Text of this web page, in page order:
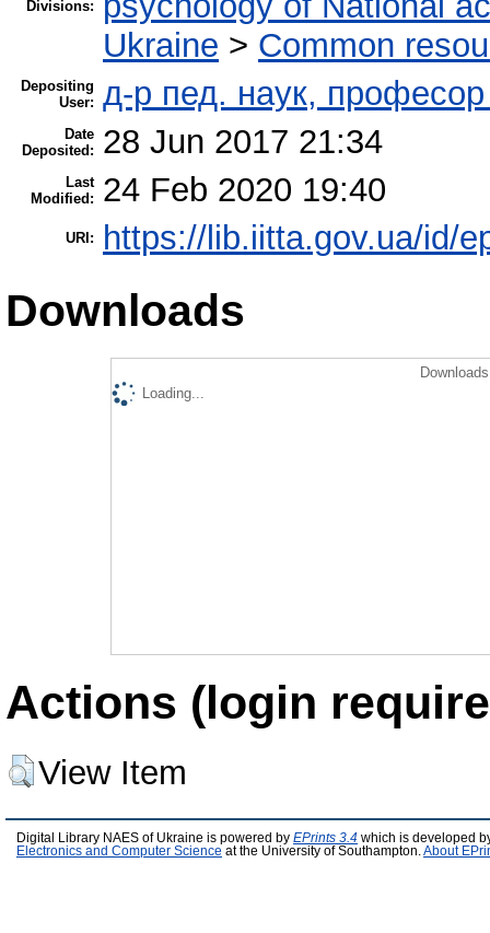
Divisions:
Ukraine > Common
Depositing
User: д-р пед. наук,
Date
Deposited:
28 Jun 2017 21:34
Last
Modified:
24 Feb 2020 19:40
URI: https://lib.iitta.gov.ua/id/
Downloads
Loading...
Actions (login
View Item
Digital Library NAES of Ukraine is powered by EPrints 3.4 which is developed
Electronics and Computer Science at the University of Southampton. About